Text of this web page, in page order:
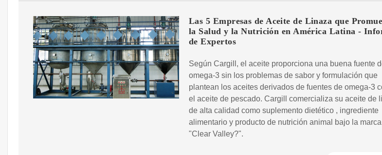
Las 5 Empresas de Aceite de Linaza que
la Salud y la Nutrición en América Latina -
de Expertos
Según Cargill, el aceite proporciona una buena fuente
omega-3 sin los problemas de sabor y formulación que
plantean los aceites derivados de fuentes de omega-3
el aceite de pescado. Cargill comercializa su aceite de
de alta calidad como suplemento dietético , ingrediente
alimentario y producto de nutrición animal bajo la marca
"Clear Valley?".